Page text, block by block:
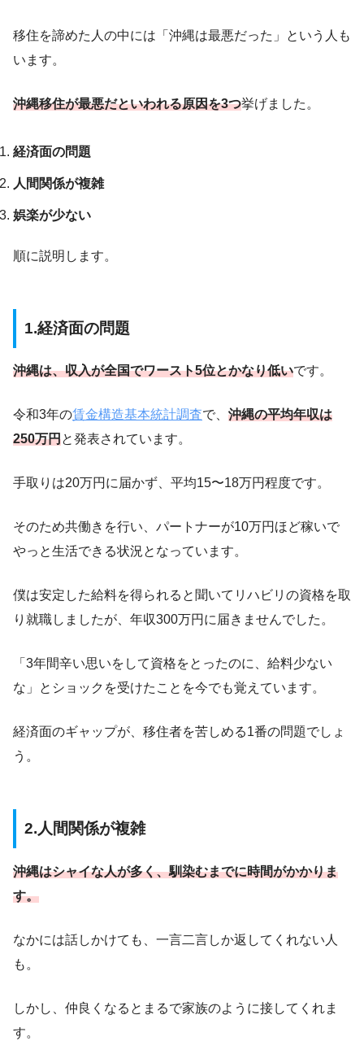
移住を諦めた人の中には「沖縄は最悪だった」という人も
います。
沖縄移住が最悪だといわれる原因を3つ挙げました。
経済面の問題
人間関係が複雑
娯楽が少ない
順に説明します。
1.経済面の問題
沖縄は、収入が全国でワースト5位とかなり低いです。
令和3年の賃金構造基本統計調査で、 沖縄の平均年収は
250万円と発表されています。
手取りは20万円に届かず、平均15〜18万円程度です。
そのため共働きを行い、パートナーが10万円ほど稼いで
やっと生活できる状況となっています。
僕は安定した給料を得られると聞いてリハビリの資格を取
り就職しましたが、年収300万円に届きませんでした。
「3年間辛い思いをして資格をとったのに、給料少ない
な」とショックを受けたことを今でも覚えています。
経済面のギャップが、移住者を苦しめる1番の問題でしょ
う。
2.人間関係が複雑
沖縄はシャイな人が多く、馴染むまでに時間がかかりま
す。
なかには話しかけても、一言二言しか返してくれない人
も。
しかし、仲良くなるとまるで家族のように接してくれま
す。